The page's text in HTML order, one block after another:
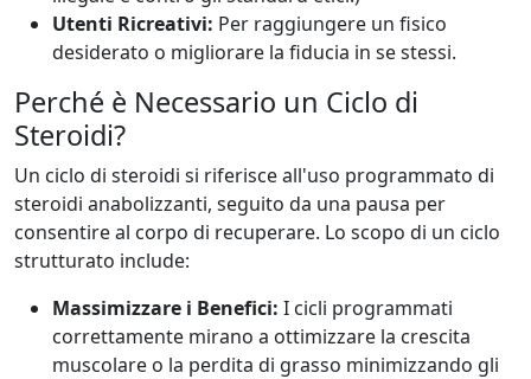
Utenti Ricreativi: Per raggiungere un fisico
desiderato o migliorare la fiducia in se stessi.
Perché è Necessario un Ciclo di
Steroidi?
Un ciclo di steroidi si riferisce all'uso programmato di
steroidi anabolizzanti, seguito da una pausa per
consentire al corpo di recuperare. Lo scopo di un ciclo
strutturato include:
Massimizzare i Benefici: I cicli programmati
correttamente mirano a ottimizzare la crescita
muscolare o la perdita di grasso minimizzando gli